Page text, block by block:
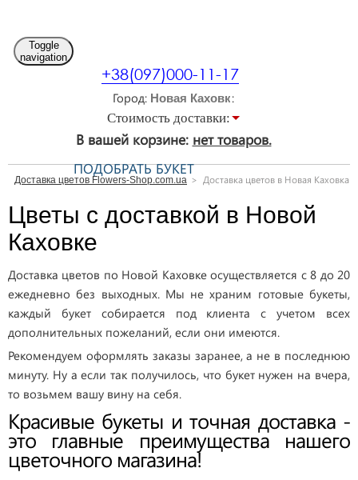
Toggle
navigation
+38(097)000-11-17
Город
Стоимость доставки:
В вашей корзине: нет товаров.
ПОДОБРАТЬ БУКЕТ
Доставка цветов Flowers-Shop.com.ua Доставка цветов в Новая Каховка
Цветы с доставкой в Новой
Каховке
Доставка цветов по Новой Каховке осуществляется с 8 до 20
ежедневно без выходных. Мы не храним готовые букеты,
каждый букет собирается под клиента с учетом всех
дополнительных пожеланий, если они имеются.
Рекомендуем оформлять заказы заранее, а не в последнюю
минуту. Ну а если так получилось, что букет нужен на вчера,
то возьмем вашу вину на себя.
Красивые букеты и точная доставка -
это главные преимущества нашего
цветочного магазина!